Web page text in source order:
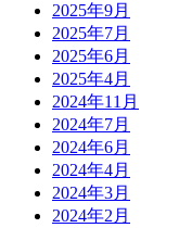
2025年9月
2025年7月
2025年6月
2025年4月
2024年11月
2024年7月
2024年6月
2024年4月
2024年3月
2024年2月